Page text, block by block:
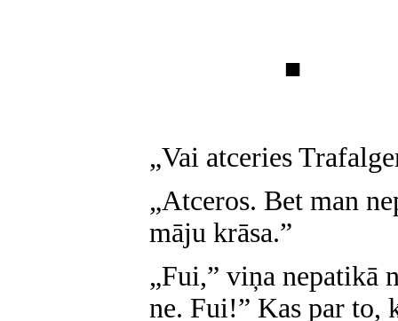
■
„Vai atceries
„Atceros. Bet man
māju krāsa.”
„Fui,” viņa nepatikā
ne. Fui!” Kas par to,